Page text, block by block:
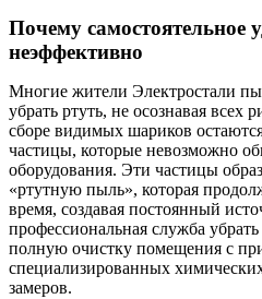
Почему самостоятельное
неэффективно
Многие жители Электростали
убрать ртуть, не осознавая
сборе видимых шариков
частицы, которые невозможно
оборудования. Эти частицы
«ртутную пыль», которая
время, создавая постоянный
профессиональная служба
полную очистку помещения с
специализированных
замеров.